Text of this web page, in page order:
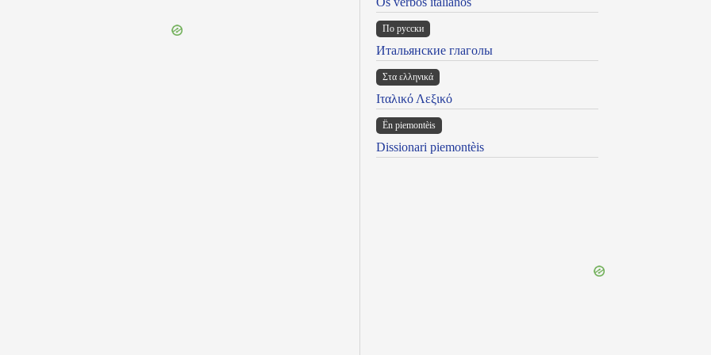
По русски
Итальянские глаголы
Στα ελληνικά
Ιταλικό Λεξικό
Ën piemontèis
Dissionari piemontèis